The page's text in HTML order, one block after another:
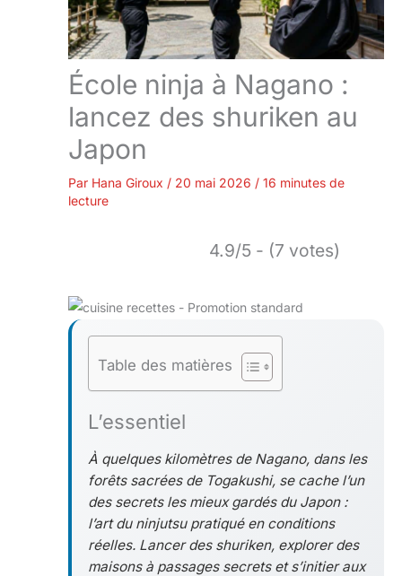
École ninja à Nagano :
lancez des shuriken au
Japon
Par Hana Giroux / 20 mai 2026 / 16 minutes de
lecture
4.9/5 - (7 votes)
Table des matières
L’essentiel
À quelques kilomètres de Nagano, dans les
forêts sacrées de Togakushi, se cache l’un
des secrets les mieux gardés du Japon :
l’art du ninjutsu pratiqué en conditions
réelles. Lancer des shuriken, explorer des
maisons à passages secrets et s’initier aux